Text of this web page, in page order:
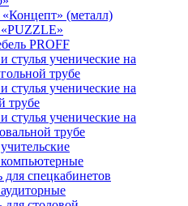
«Концепт» (металл)
PROFF
стулья ученические на
трубе
стулья ученические на
трубе
стулья ученические на
трубе
для спецкабинетов